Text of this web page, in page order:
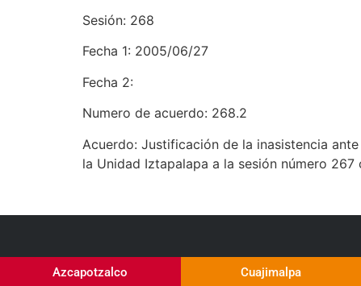
Sesión: 268
Fecha 1: 2005/06/27
Fecha 2:
Numero de acuerdo: 268.2
Acuerdo: Justificación de la inasistencia
la Unidad Iztapalapa a la sesión número
Azcapotzalco Cuajimalpa